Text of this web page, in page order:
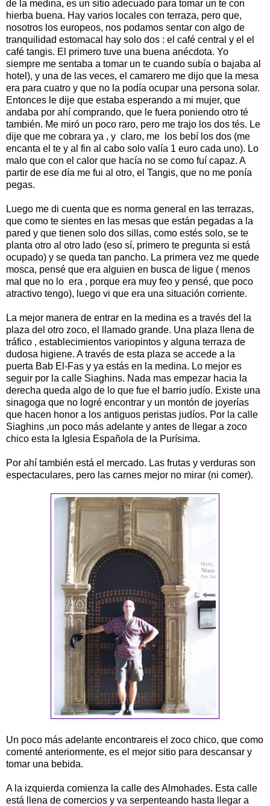
de la medina, es un sitio adecuado para tomar un te con
hierba buena. Hay varios locales con terraza, pero que,
nosotros los europeos, nos podamos sentar con algo de
tranquilidad estomacal hay solo dos : el café central y el el
café tangis. El primero tuve una buena anécdota. Yo
siempre me sentaba a tomar un te cuando subía o bajaba al
hotel), y una de las veces, el camarero me dijo que la mesa
era para cuatro y que no la podía ocupar una persona solar.
Entonces le dije que estaba esperando a mi mujer, que
andaba por ahí comprando, que le fuera poniendo otro té
también. Me miró un poco raro, pero me trajo los dos tés. Le
dije que me cobrara ya , y claro, me los bebí los dos (me
encanta el te y al fin al cabo solo valía 1 euro cada uno). Lo
malo que con el calor que hacía no se como fuí capaz. A
partir de ese día me fui al otro, el Tangis, que no me ponía
pegas.
Luego me di cuenta que es norma general en las terrazas,
que como te sientes en las mesas que están pegadas a la
pared y que tienen solo dos sillas, como estés solo, se te
planta otro al otro lado (eso sí, primero te pregunta si está
ocupado) y se queda tan pancho. La primera vez me quede
mosca, pensé que era alguien en busca de ligue ( menos
mal que no lo era , porque era muy feo y pensé, que poco
atractivo tengo), luego vi que era una situación corriente.
La mejor manera de entrar en la medina es a través del la
plaza del otro zoco, el llamado grande. Una plaza llena de
tráfico , establecimientos variopintos y alguna terraza de
dudosa higiene. A través de esta plaza se accede a la
puerta Bab El-Fas y ya estás en la medina. Lo mejor es
seguir por la calle Siaghins. Nada mas empezar hacia la
derecha queda algo de lo que fue el barrio judío. Existe una
sinagoga que no logré encontrar y un montón de joyerías
que hacen honor a los antiguos peristas judíos. Por la calle
Siaghins ,un poco más adelante y antes de llegar a zoco
chico esta la Iglesia Española de la Purísima.
Por ahí también está el mercado. Las frutas y verduras son
espectaculares, pero las carnes mejor no mirar (ni comer).
Un poco más adelante encontrareis el zoco chico, que como
comenté anteriormente, es el mejor sitio para descansar y
tomar una bebida.
A la izquierda comienza la calle des Almohades. Esta calle
está llena de comercios y va serpenteando hasta llegar a